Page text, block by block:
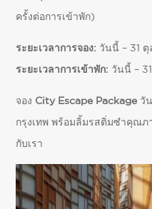
ครั้งต่อการเข้าพัก)
ระยะเวลาการจอง: วันนี้ – 31
ระยะเวลาการเข้าพัก: วันนี้ –
จอง City Escape Package วั
กรุงเทพ พร้อมลิ้มรสติ่มซำคุณ
กับเรา